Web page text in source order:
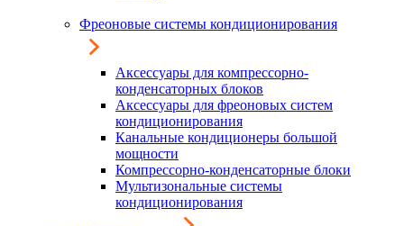
Фреоновые системы кондиционирования
Аксессуары для компрессорно-
конденсаторных блоков
Аксессуары для фреоновых систем
кондиционирования
Канальные кондиционеры большой
мощности
Компрессорно-конденсаторные блоки
Мультизональные системы
кондиционирования